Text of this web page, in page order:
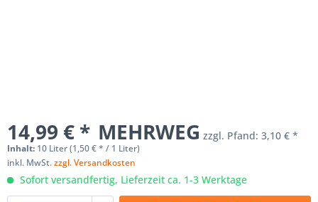
14,99 € * MEHRWEG zzgl. Pfand: 3,10 € *
Inhalt: 10 Liter (1,50 € * / 1 Liter)
inkl. MwSt.zzgl. Versandkosten
Sofort versandfertig, Lieferzeit ca. 1-3 Werktage